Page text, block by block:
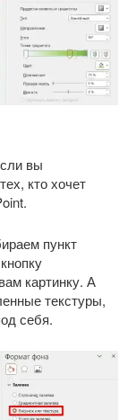
вы
кто хочет
пункт
картинку. А
текстуры,
себя.